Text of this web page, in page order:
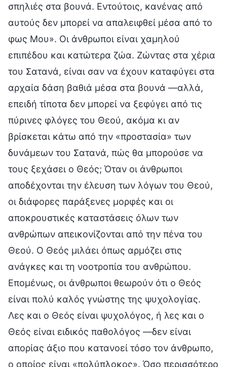
σπηλιές στα βουνά. Εντούτοις, κανένας από
αυτούς δεν μπορεί να απαλειφθεί μέσα από το
φως Μου». Οι άνθρωποι είναι χαμηλού
επιπέδου και κατώτερα ζώα. Ζώντας στα χέρια
του Σατανά, είναι σαν να έχουν καταφύγει στα
αρχαία δάση βαθιά μέσα στα βουνά —αλλά,
επειδή τίποτα δεν μπορεί να ξεφύγει από τις
πύρινες φλόγες του Θεού, ακόμα κι αν
βρίσκεται κάτω από την «προστασία» των
δυνάμεων του Σατανά, πώς θα μπορούσε να
τους ξεχάσει ο Θεός; Όταν οι άνθρωποι
αποδέχονται την έλευση των λόγων του Θεού,
οι διάφορες παράξενες μορφές και οι
αποκρουστικές καταστάσεις όλων των
ανθρώπων απεικονίζονται από την πένα του
Θεού. Ο Θεός μιλάει όπως αρμόζει στις
ανάγκες και τη νοοτροπία του ανθρώπου.
Επομένως, οι άνθρωποι θεωρούν ότι ο Θεός
είναι πολύ καλός γνώστης της ψυχολογίας.
Λες και ο Θεός είναι ψυχολόγος, ή λες και ο
Θεός είναι ειδικός παθολόγος —δεν είναι
απορίας άξιο που κατανοεί τόσο τον άνθρωπο,
ο οποίος είναι «πολύπλοκος». Όσο περισσότερο